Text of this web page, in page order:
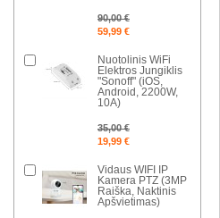
90,00 €
59,99 €
Nuotolinis WiFi
Elektros Jungiklis
"Sonoff" (iOS,
Android, 2200W,
10A)
35,00 €
19,99 €
Vidaus WIFI IP
Kamera PTZ (3MP
Raiška, Naktinis
Apšvietimas)